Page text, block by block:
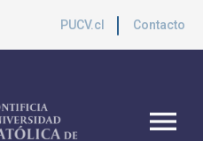
PUCV.cl Contacto
menu